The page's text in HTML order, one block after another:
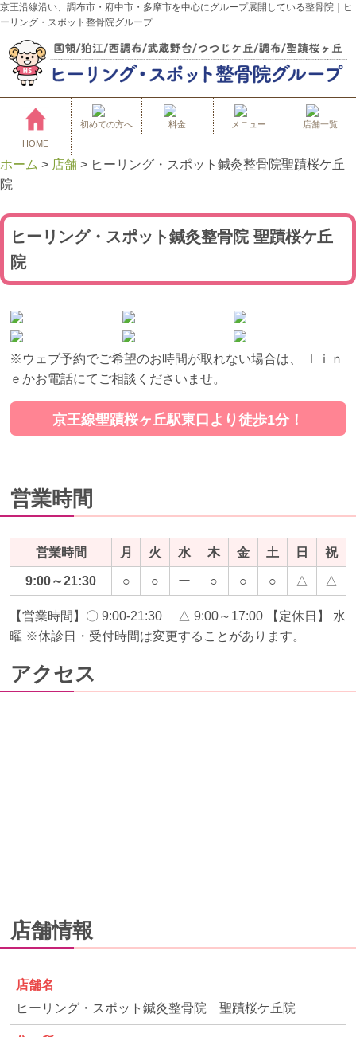
京王沿線沿い、調布市・府中市・多摩市を中心にグループ展開している整骨院｜ヒ
ーリング・スポット整骨院グループ
HOME
初めての方へ 料金 メニュー 店舗一覧
ホーム > 店舗 > ヒーリング・スポット鍼灸整骨院聖蹟桜ケ丘
院
ヒーリング・スポット鍼灸整骨院 聖蹟桜ケ丘
院
※ウェブ予約でご希望のお時間が取れない場合は、 ｌｉｎ
ｅかお電話にてご相談くださいませ。
京王線聖蹟桜ヶ丘駅東口より徒歩1分！
営業時間
営業時間 月 火 水 木 金 土 日 祝
9:00～21:30 ○ ○ ー ○ ○ ○ △ △
【営業時間】〇 9:00-21:30 △ 9:00～17:00 【定休日】 水
曜 ※休診日・受付時間は変更することがあります。
アクセス
店舗情報
店舗名
ヒーリング・スポット鍼灸整骨院 聖蹟桜ケ丘院